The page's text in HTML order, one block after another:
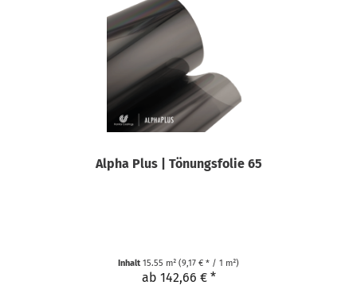
Alpha Plus | Tönungsfolie 65
Inhalt15.55 m²(9,17 € * / 1 m²)
ab 142,66 € *